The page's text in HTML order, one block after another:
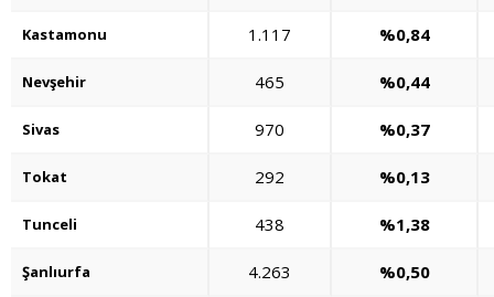
Kastamonu 1.117 %0,84
Nevşehir 465 %0,44
Sivas 970 %0,37
Tokat 292 %0,13
Tunceli 438 %1,38
Şanlıurfa 4.263 %0,50